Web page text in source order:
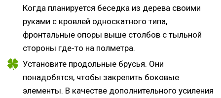
Когда планируется беседка из дерева своими
руками с кровлей односкатного типа,
фронтальные опоры выше столбов с тыльной
стороны где-то на полметра.
Установите продольные брусья. Они
понадобятся, чтобы закрепить боковые
элементы. В качестве дополнительного усиления